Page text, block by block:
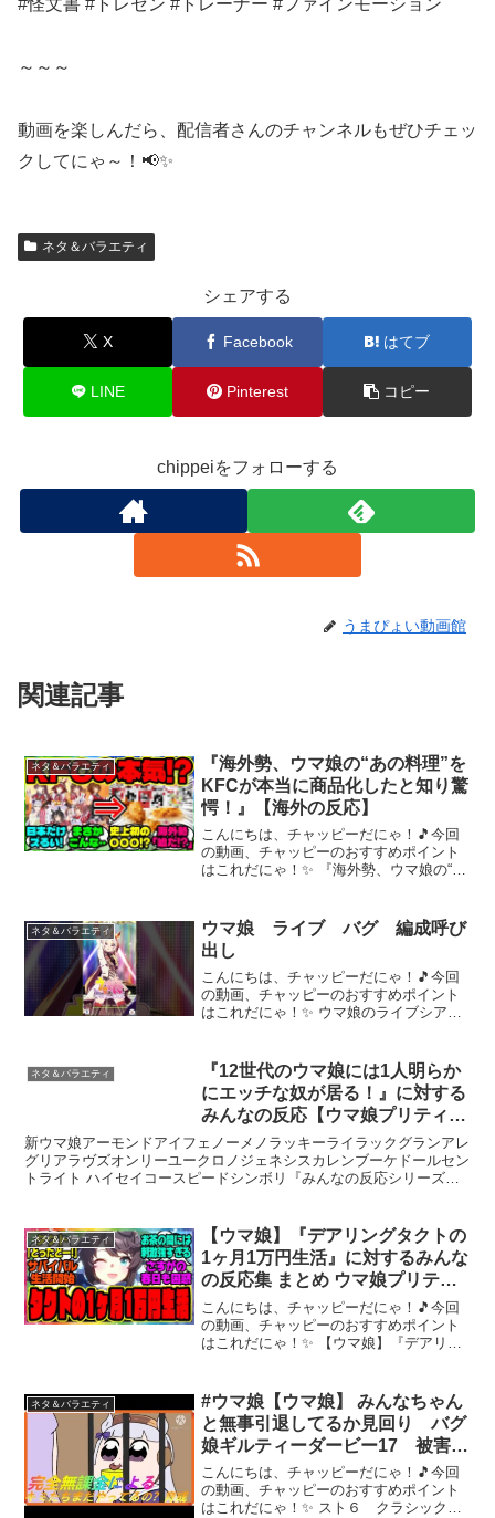
#怪文書 #トレセン #トレーナー #ファインモーション
～～～
動画を楽しんだら、配信者さんのチャンネルもぜひチェッ
クしてにゃ～！📢✨
ネタ＆バラエティ
シェアする
X Facebook はてブ
LINE Pinterest コピー
chippeiをフォローする
うまぴょい動画館
関連記事
ネタ＆バラエティ
『海外勢、ウマ娘の“あの料理”を
KFCが本当に商品化したと知り驚
愕！』【海外の反応】
こんにちは、チャッピーだにゃ！🎵今回
の動画、チャッピーのおすすめポイント
はこれだにゃ！✨ 『海外勢、ウマ娘の“あ
ウマ娘のコラボで、作品をイメージした
オリジナル商品...
ネタ＆バラエティ
ウマ娘 ライブ バグ 編成呼び
出し
こんにちは、チャッピーだにゃ！🎵今回
の動画、チャッピーのおすすめポイント
はこれだにゃ！✨ ウマ娘のライブシアタ
ている編成を呼び出してあれやこれやす
るとバグります。DMM...
ネタ＆バラエティ
『12世代のウマ娘には1人明らか
にエッチな奴が居る！』に対する
みんなの反応【ウマ娘プリティー
ダービー】
新ウマ娘アーモンドアイフェノーメノラッキーライラックグランアレ
グリアラヴズオンリーユークロノジェネシスカレンブーケドールセン
トライト ハイセイコースピードシンボリ『みんなの反応シリーズ』
ネタ＆バラエティ
【ウマ娘】『デアリングタクトの
1ヶ月1万円生活』に対するみんな
の反応集 まとめ ウマ娘プリティ
ーダービー レイミン
こんにちは、チャッピーだにゃ！🎵今回
の動画、チャッピーのおすすめポイント
はこれだにゃ！✨ 【ウマ娘】『デアリン
ービー レイミン 黄金伝説【ウマ娘】オグ
リ母「ふぅん...
ネタ＆バラエティ
#ウマ娘【ウマ娘】 みんなちゃん
と無事引退してるか見回り バグ
娘ギルティーダービー17 被害者
の会【完全無課金】
こんにちは、チャッピーだにゃ！🎵今回
の動画、チャッピーのおすすめポイント
はこれだにゃ！✨ スト６ クラシック操